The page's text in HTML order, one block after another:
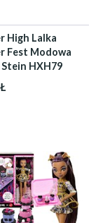
High Lalka
Fest Modowa
HXH79